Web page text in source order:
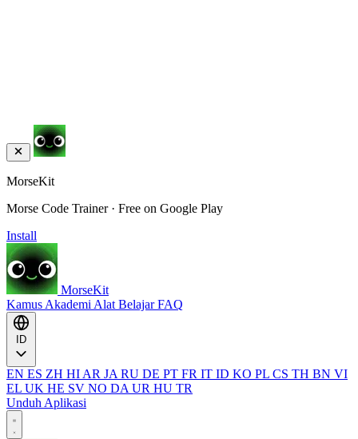
MorseKit
Morse Code Trainer · Free on Google Play
Install
MorseKit
Kamus Akademi Alat BelajarFAQ
EN ES ZH HI AR JA RU DE PT FR IT ID KO PL CS TH BN VI
EL UK HE SV NO DA UR HU TR
Unduh Aplikasi